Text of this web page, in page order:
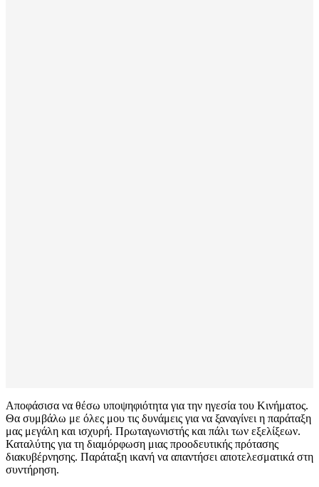
Αποφάσισα να θέσω υποψηφιότητα για την ηγεσία του Κινήματος.
Θα συμβάλω με όλες μου τις δυνάμεις για να ξαναγίνει η παράταξη
μας μεγάλη και ισχυρή. Πρωταγωνιστής και πάλι των εξελίξεων.
Καταλύτης για τη διαμόρφωση μιας προοδευτικής πρότασης
διακυβέρνησης. Παράταξη ικανή να απαντήσει αποτελεσματικά στη
συντήρηση.